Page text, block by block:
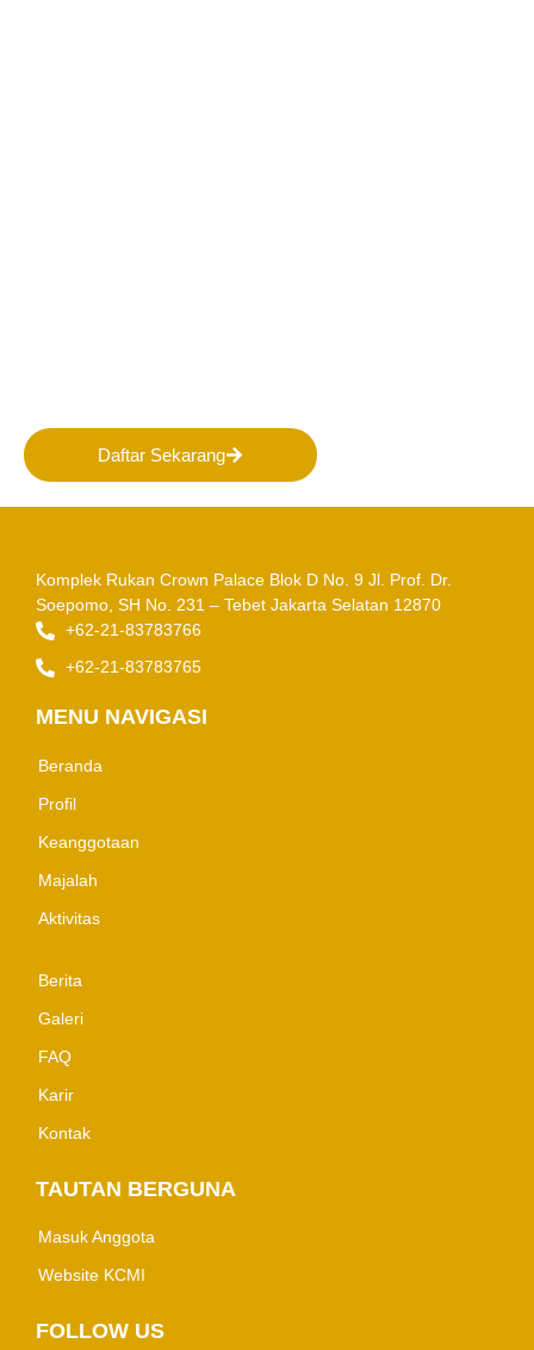
Daftar Sekarang
Komplek Rukan Crown Palace Blok D No. 9 Jl. Prof. Dr.
Soepomo, SH No. 231 – Tebet Jakarta Selatan 12870
+62-21-83783766
+62-21-83783765
MENU NAVIGASI
Beranda
Profil
Keanggotaan
Majalah
Aktivitas
Berita
Galeri
FAQ
Karir
Kontak
TAUTAN BERGUNA
Masuk Anggota
Website KCMI
FOLLOW US